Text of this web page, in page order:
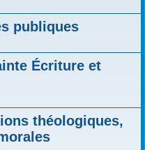
publiques
Écriture et
théologiques,